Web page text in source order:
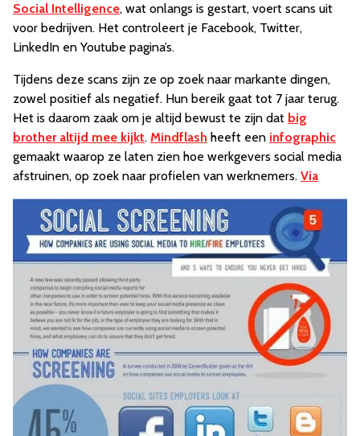
Social Intelligence, wat onlangs is gestart, voert scans uit
voor bedrijven. Het controleert je Facebook, Twitter,
LinkedIn en Youtube pagina’s.
Tijdens deze scans zijn ze op zoek naar markante dingen,
zowel positief als negatief. Hun bereik gaat tot 7 jaar terug.
Het is daarom zaak om je altijd bewust te zijn dat big
brother altijd mee kijkt. Mindflash heeft een infographic
gemaakt waarop ze laten zien hoe werkgevers social media
afstruinen, op zoek naar profielen van werknemers. Via